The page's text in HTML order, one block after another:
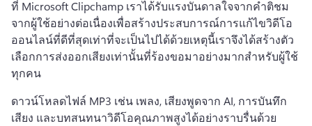
ที่ Microsoft Clipchamp เราได้รับแรงบันดาลใจจากคําติชม
จากผู้ใช้อย่างต่อเนื่องเพื่อสร้างประสบการณ์การแก้ไขวิดีโอ
ออนไลน์ที่ดีที่สุดเท่าที่จะเป็นไปได้ด้วยเหตุนี้เราจึงได้สร้างตัว
เลือกการส่งออกเสียงเท่านั้นที่ร้องขอมาอย่างมากสําหรับผู้ใช้
ทุกคน
ดาวน์โหลดไฟล์ MP3 เช่น เพลง, เสียงพูดจาก AI, การบันทึก
เสียง และบทสนทนาวิดีโอคุณภาพสูงได้อย่างราบรื่นด้วย